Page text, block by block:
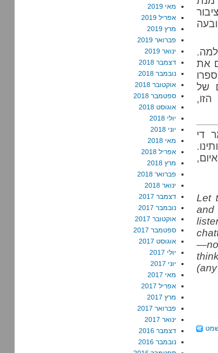
את
של
די
מאי 2019
אפריל 2019
מרץ 2019
פברואר 2019
ינואר 2019
דצמבר 2018
נובמבר 2018
אוקטובר 2018
ספטמבר 2018
אוגוסט 2018
יולי 2018
יוני 2018
מאי 2018
אפריל 2018
מרץ 2018
פברואר 2018
ינואר 2018
דצמבר 2017
נובמבר 2017
אוקטובר 2017
ספטמבר 2017
אוגוסט 2017
יולי 2017
יוני 2017
מאי 2017
אפריל 2017
מרץ 2017
פברואר 2017
ינואר 2017
דצמבר 2016
נובמבר 2016